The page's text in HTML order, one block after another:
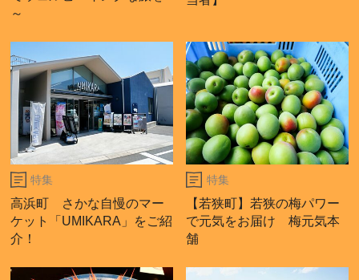
～
特集
高浜町 さかな自慢のマー
ケット「UMIKARA」をご紹
介！
特集
【若狭町】若狭の梅パワー
で元気をお届け 梅元気本
舗